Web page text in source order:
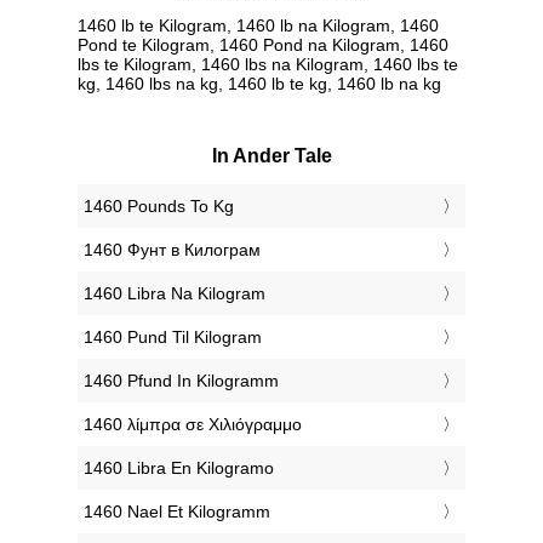
1460 lb te Kilogram, 1460 lb na Kilogram, 1460
Pond te Kilogram, 1460 Pond na Kilogram, 1460
lbs te Kilogram, 1460 lbs na Kilogram, 1460 lbs te
kg, 1460 lbs na kg, 1460 lb te kg, 1460 lb na kg
In Ander Tale
‎1460 Pounds To Kg
‎1460 Фунт в Килограм
‎1460 Libra Na Kilogram
‎1460 Pund Til Kilogram
‎1460 Pfund In Kilogramm
‎1460 λίμπρα σε Χιλιόγραμμο
‎1460 Libra En Kilogramo
‎1460 Nael Et Kilogramm